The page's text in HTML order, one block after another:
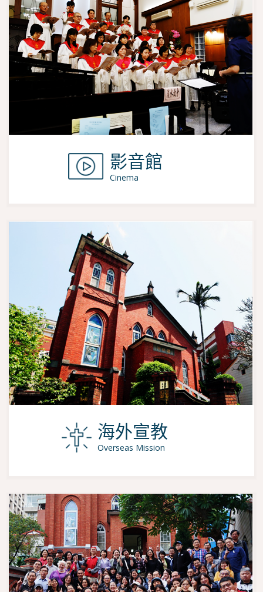
影音館
Cinema
海外宣教
Overseas Mission